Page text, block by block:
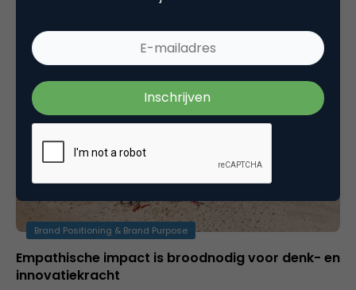
Joy in Business
Brand Positioning & Brand Purpose
Empathische impact is broodnodig voor denk- en
innovatiekracht